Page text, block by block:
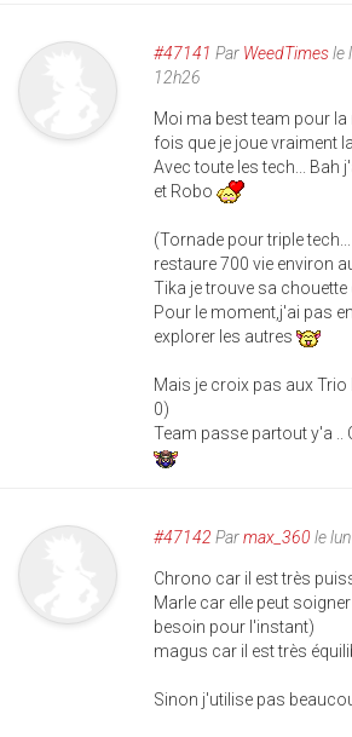
#47141 Par WeedTimesle
12h26
Moi ma best team pour
fois que je joue vraiment
Avec toute les tech... Bah
et Robo
(Tornade pour triple
restaure 700 vie environ
Tika je trouve sa
Pour le moment,j'ai pas
explorer les autres
Mais je croix pas aux Trio
0)
Team passe partout y'a ..
#47142 Parmax_360 le
Chrono car il est très
Marle car elle peut
besoin pour l'instant)
magus car il est très
Sinon j'utilise pas